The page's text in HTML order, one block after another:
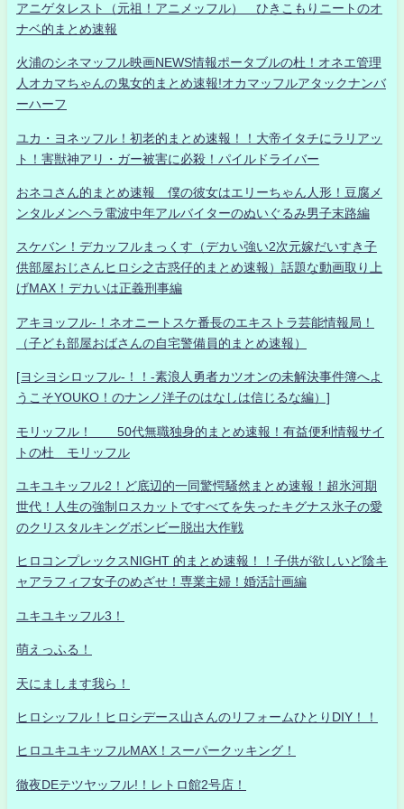
アニゲタレスト（元祖！アニメッフル） ひきこもりニートのオ
ナベ的まとめ速報
火浦のシネマッフル映画NEWS情報ポータブルの杜！オネエ管理
人オカマちゃんの鬼女的まとめ速報!オカマッフルアタックナンバ
ーハーフ
ユカ・ヨネッフル！初老的まとめ速報！！大帝イタチにラリアッ
ト！害獣神アリ・ガー被害に必殺！パイルドライバー
おネコさん的まとめ速報 僕の彼女はエリーちゃん人形！豆腐メ
ンタルメンヘラ電波中年アルバイターのぬいぐるみ男子末路編
スケバン！デカッフルまっくす（デカい強い2次元嫁だいすき子
供部屋おじさんヒロシ之古惑仔的まとめ速報）話題な動画取り上
げMAX！デカいは正義刑事編
アキヨッフル-！ネオニートスケ番長のエキストラ芸能情報局！
（子ども部屋おばさんの自宅警備員的まとめ速報）
[ヨシヨシロッフル-！！-素浪人勇者カツオンの未解決事件簿へよ
うこそYOUKO！のナンノ洋子のはなしは信じるな編）]
モリッフル！ 50代無職独身的まとめ速報！有益便利情報サイ
トの杜 モリッフル
ユキユキッフル2！ど底辺的一同驚愕騒然まとめ速報！超氷河期
世代！人生の強制ロスカットですべてを失ったキグナス氷子の愛
のクリスタルキングボンビー脱出大作戦
ヒロコンプレックスNIGHT 的まとめ速報！！子供が欲しいど陰キ
ャアラフィフ女子のめざせ！専業主婦！婚活計画編
ユキユキッフル3！
萌えっふる！
天にまします我ら！
ヒロシッフル！ヒロシデース山さんのリフォームひとりDIY！！
ヒロユキユキッフルMAX！スーパークッキング！
徹夜DEテツヤッフル!！レトロ館2号店！